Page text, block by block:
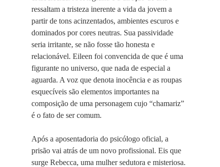
ressaltam a tristeza inerente a vida da jovem a
partir de tons acinzentados, ambientes escuros e
dominados por cores neutras. Sua passividade
seria irritante, se não fosse tão honesta e
relacionável. Eileen foi convencida de que é uma
figurante no universo, que nada de especial a
aguarda. A voz que denota inocência e as roupas
esquecíveis são elementos importantes na
composição de uma personagem cujo “chamariz”
é o fato de ser comum.
Após a aposentadoria do psicólogo oficial, a
prisão vai atrás de um novo profissional. Eis que
surge Rebecca, uma mulher sedutora e misteriosa.